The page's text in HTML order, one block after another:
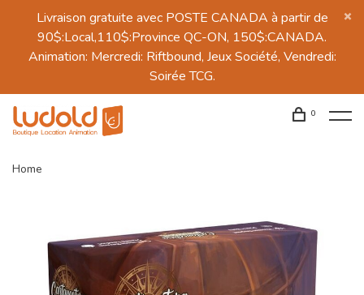
Livraison gratuite avec POSTE CANADA à partir de
90$:Local,110$:Province QC-ON, 150$:CANADA.
Animation: Mercredi: Riftbound, Jeux Société, Vendredi:
Soirée TCG.
0
Home